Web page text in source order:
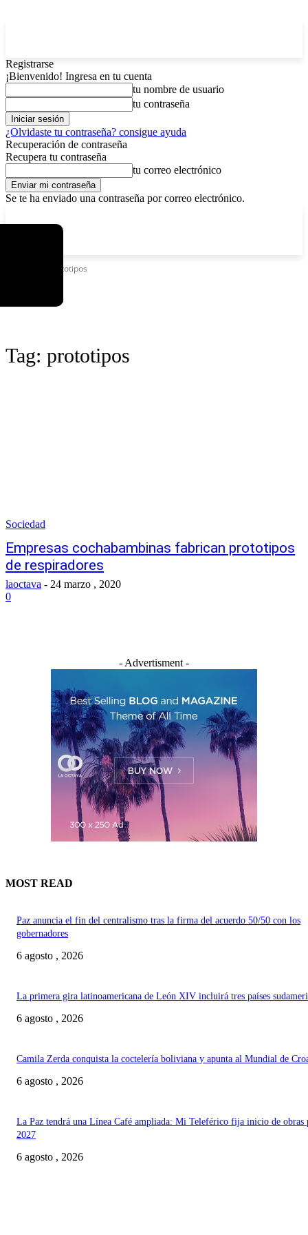
Registrarse
¡Bienvenido! Ingresa en tu cuenta
tu nombre de usuario
tu contraseña
¿Olvidaste tu contraseña? consigue ayuda
Recuperación de contraseña
Recupera tu contraseña
tu correo electrónico
Se te ha enviado una contraseña por correo electrónico.
Prototipos
Tag: prototipos
Sociedad
Empresas cochabambinas fabrican prototipos
de respiradores
laoctava - 24 marzo , 2020
0
- Advertisment -
MOST READ
Paz anuncia el fin del centralismo tras la firma del acuerdo 50/50 con los
gobernadores
6 agosto , 2026
La primera gira latinoamericana de León XIV incluirá tres países
6 agosto , 2026
Camila Zerda conquista la coctelería boliviana y apunta al Mundial de
6 agosto , 2026
La Paz tendrá una Línea Café ampliada: Mi Teleférico fija inicio de obras
2027
6 agosto , 2026